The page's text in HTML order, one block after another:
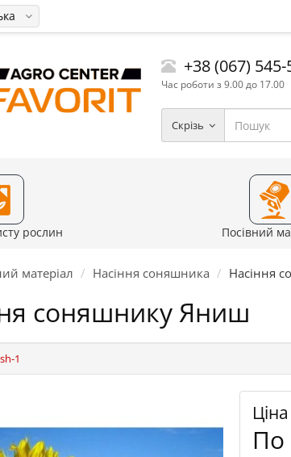
+38 (067)
Час роботи з 9.00 до 17.00
Скрізь
рослин Посівний
матеріал Насіння соняшника Насіння
соняшнику Яниш
1
По